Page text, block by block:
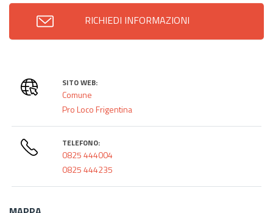
RICHIEDI INFORMAZIONI
SITO WEB:
Comune
Pro Loco Frigentina
TELEFONO:
0825 444004
0825 444235